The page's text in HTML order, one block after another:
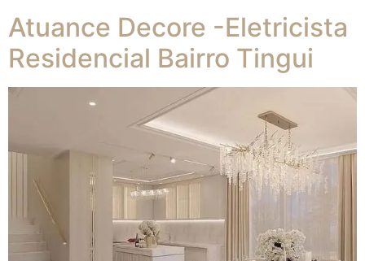
Atuance Decore -Eletricista
Residencial Bairro Tingui